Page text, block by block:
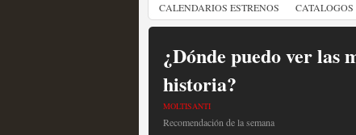
CALENDARIOS ESTRENOS
¿Dónde puedo ver las
historia?
MOLTISANTI
Recomendación de la semana